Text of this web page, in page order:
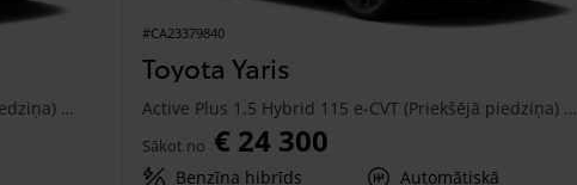
Active Plus 1.5 Hybrid 115 e-CVT (Priekšējā piedziņa) (68 kW)
#CA23379840
Toyota Yaris
Active Plus 1.5 Hybrid 115 e-CVT (Priekšējā piedziņa) (68 kW)
Sākot no € 24 300
Benzīna hibrīds
Automātiskā